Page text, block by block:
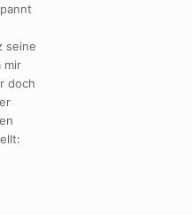
seine
mir
doch